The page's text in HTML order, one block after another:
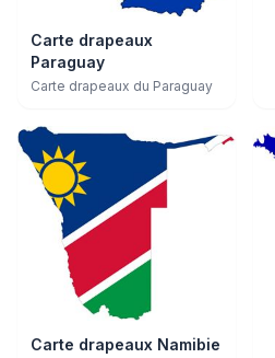
Carte drapeaux
Paraguay
Carte drapeaux du Paraguay
Carte drapeaux Namibie